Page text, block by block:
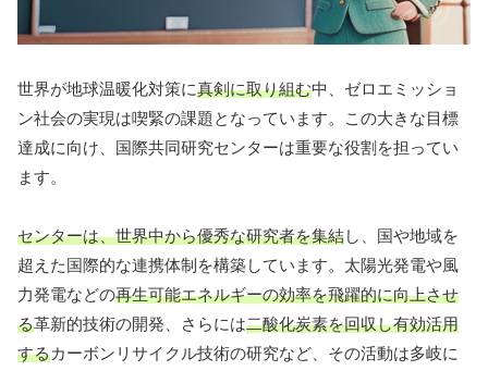
世界が地球温暖化対策に真剣に取り組む中、ゼロエミッショ
ン社会の実現は喫緊の課題となっています。この大きな目標
達成に向け、国際共同研究センターは重要な役割を担ってい
ます。
センターは、世界中から優秀な研究者を集結し、国や地域を
超えた国際的な連携体制を構築しています。太陽光発電や風
力発電などの再生可能エネルギーの効率を飛躍的に向上させ
る革新的技術の開発、さらには二酸化炭素を回収し有効活用
するカーボンリサイクル技術の研究など、その活動は多岐に